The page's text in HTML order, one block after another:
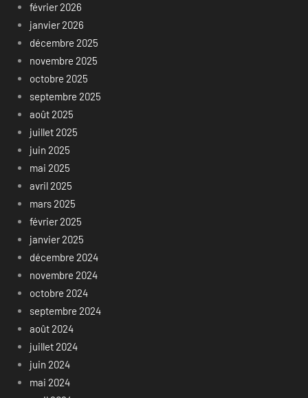
février 2026
janvier 2026
décembre 2025
novembre 2025
octobre 2025
septembre 2025
août 2025
juillet 2025
juin 2025
mai 2025
avril 2025
mars 2025
février 2025
janvier 2025
décembre 2024
novembre 2024
octobre 2024
septembre 2024
août 2024
juillet 2024
juin 2024
mai 2024